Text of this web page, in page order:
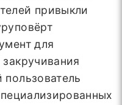
привыкли
для